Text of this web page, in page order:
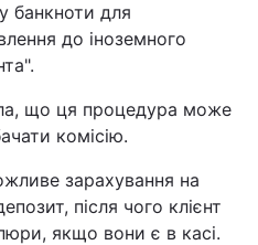
банкноти для
до іноземного
що ця процедура може
комісію.
зарахування на
після чого клієнт
якщо вони є в касі.